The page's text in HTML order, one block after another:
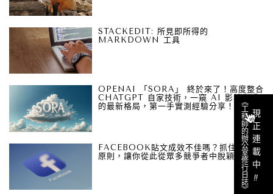
STACKEDIT: 所見即所得的
MARKDOWN 工具
OPENAI 「SORA」 終於來了！高度整合
CHATGPT 自家技術，一窺 AI 影片生成
的最新格局，第一手實測經驗分享！
FACEBOOK貼文成效不佳嗎？抓住這5大
原則，讓你從此從眾多競爭者中脫穎而出 現正連載中
‼︎
《工程師的辦公室修行日誌》